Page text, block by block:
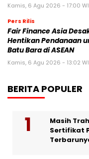
Kamis, 6 Agu 2026 - 17:00
Pers Rilis
Fair Finance Asia
Hentikan Pendanaan
Batu Bara di ASEAN
Kamis, 6 Agu 2026 - 13:02
BERITA POPULER
Masih
Sertifikat